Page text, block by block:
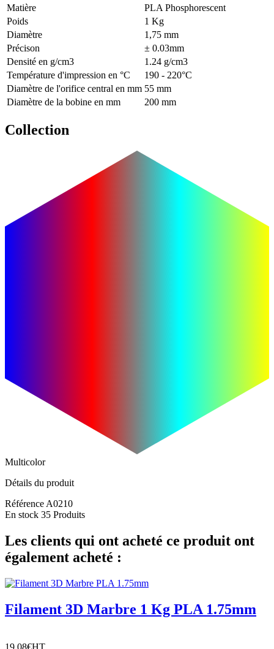
Matière
PLA Phosphorescent
Poids
1 Kg
Diamètre
1,75 mm
Précison
± 0.03mm
Densité en g/cm3
1.24 g/cm3
Température d'impression en °C
190 - 220°C
Diamètre de l'orifice central en mm 55 mm
Diamètre de la bobine en mm
200 mm
Collection
Multicolor
Détails du produit
Référence A0210
En stock 35 Produits
Les clients qui ont acheté ce produit ont
également acheté :
Filament 3D Marbre 1 Kg PLA 1.75mm
19,08€HT